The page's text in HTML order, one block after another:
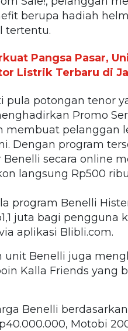
berupa hadiah
tertentu.
Pangsa Pasar,
Listrik Terbaru di
pula potongan tenor
Promo
membuat pelanggan
Dengan program
secara online
langsung Rp500
program Benelli
juta bagi pengguna
aplikasi Blibli.com.
unit Benelli juga
Kalla Friends
Benelli
Motobi